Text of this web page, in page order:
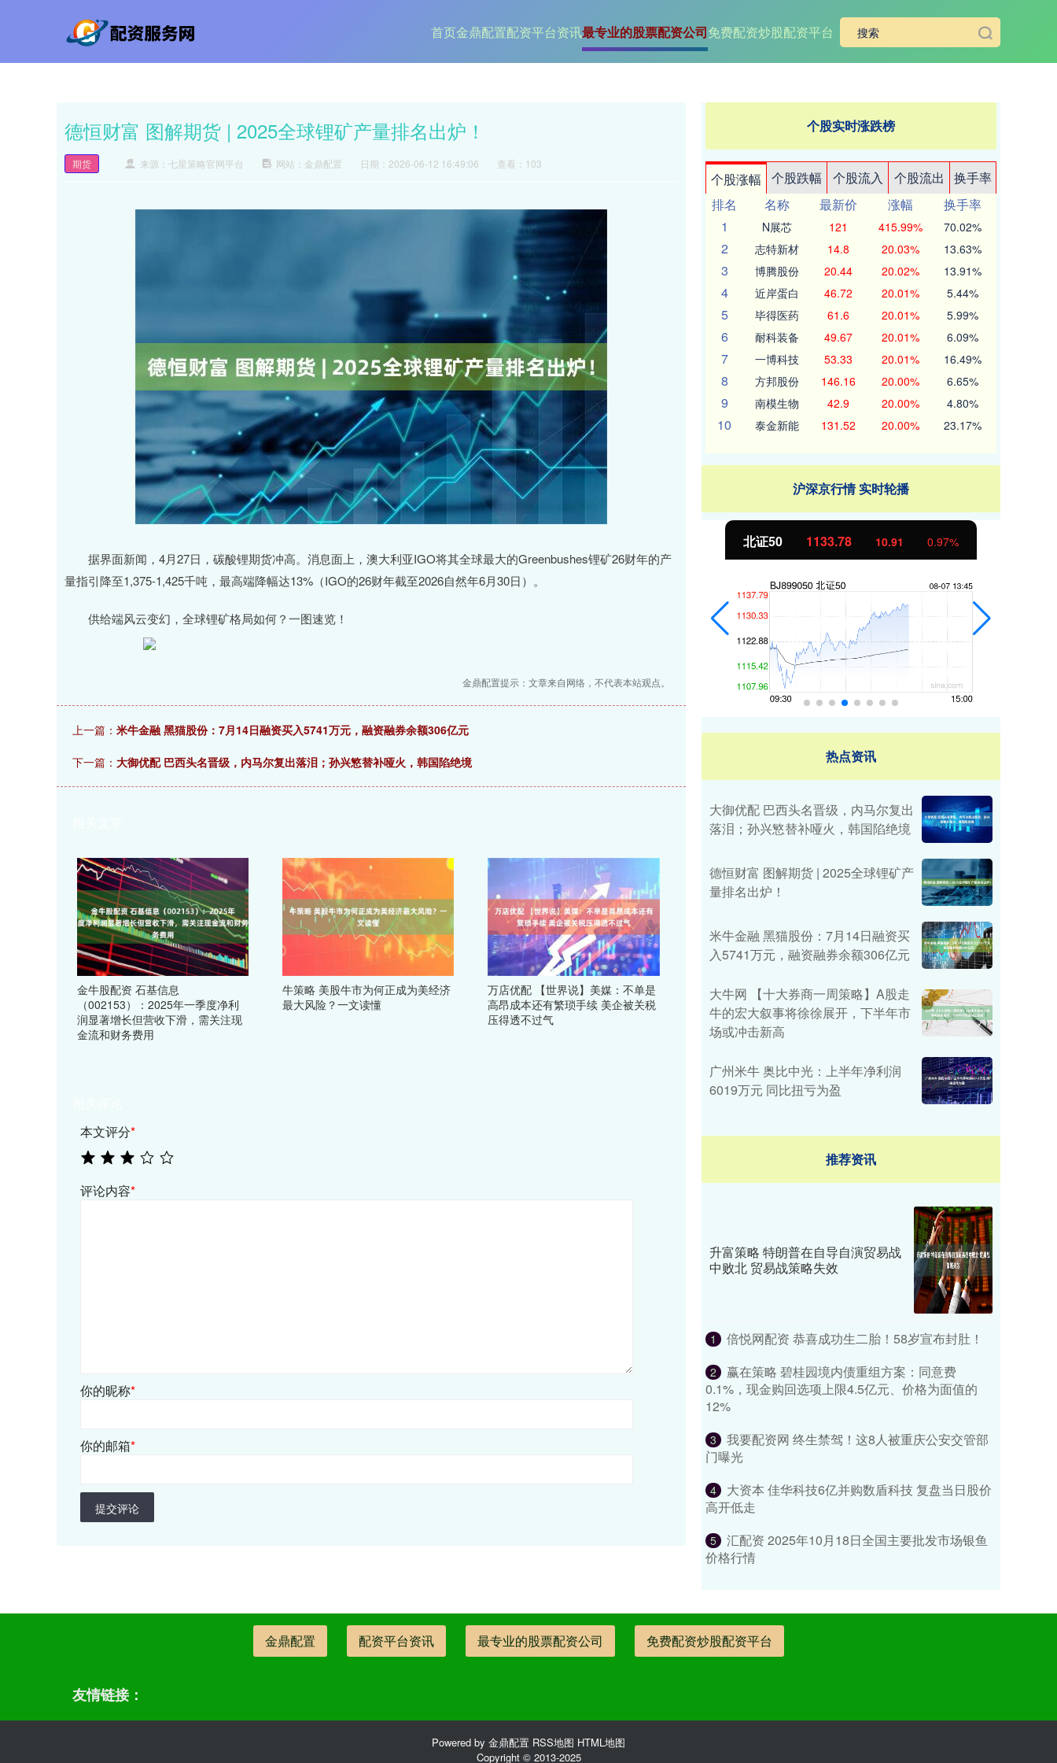
首页金鼎配置配资平台资讯最专业的股票配资公司免费配资炒股配资平台
德恒财富 图解期货 | 2025全球锂矿产量排名出炉！
期货 来源：七星策略官网平台 网站：金鼎配置 日期：2026-06-12 16:49:06 查看：103
据界面新闻，4月27日，碳酸锂期货冲高。消息面上，澳大利亚IGO将其全球最大的Greenbushes锂矿26财年的产
量指引降至1,375-1,425千吨，最高端降幅达13%（IGO的26财年截至2026自然年6月30日）。
供给端风云变幻，全球锂矿格局如何？一图速览！
金鼎配置提示：文章来自网络，不代表本站观点。
上一篇： 米牛金融 黑猫股份：7月14日融资买入5741万元，融资融券余额306亿元
下一篇： 大御优配 巴西头名晋级，内马尔复出落泪；孙兴慜替补哑火，韩国陷绝境
金牛股配资 石基信息
（002153）：2025年一季度净利
润显著增长但营收下滑，需关注现
金流和财务费用
牛策略 美股牛市为何正成为美经济
最大风险？一文读懂
万店优配 【世界说】美媒：不单是
高昂成本还有繁琐手续 美企被关税
压得透不过气
本文评分*
评论内容*
你的昵称*
你的邮箱*
提交评论
个股实时涨跌榜
个股涨幅 个股跌幅 个股流入 个股流出
换手率
排名
名称 最新价 涨幅
换手率
1
N展芯 121 415.99% 70.02%
2 志特新材 14.8 20.03% 13.63%
3 博腾股份 20.44 20.02% 13.91%
4 近岸蛋白 46.72 20.01% 5.44%
5 毕得医药 61.6 20.01% 5.99%
6 耐科装备 49.67 20.01% 6.09%
7 一博科技 53.33 20.01% 16.49%
8 方邦股份 146.16 20.00% 6.65%
9 南模生物 42.9 20.00% 4.80%
10 泰金新能 131.52 20.00% 23.17%
沪深京行情 实时轮播
北证50 1133.86 10.99 0.98%
热点资讯
大御优配 巴西头名晋级，内马尔复出
落泪；孙兴慜替补哑火，韩国陷绝境
德恒财富 图解期货 | 2025全球锂矿产
量排名出炉！
米牛金融 黑猫股份：7月14日融资买
入5741万元，融资融券余额306亿元
大牛网 【十大券商一周策略】A股走
牛的宏大叙事将徐徐展开，下半年市
场或冲击新高
广州米牛 奥比中光：上半年净利润
6019万元 同比扭亏为盈
推荐资讯
升富策略 特朗普在自导自演贸易战
中败北 贸易战策略失效
1 倍悦网配资 恭喜成功生二胎！58岁宣布封肚！
2
赢在策略 碧桂园境内债重组方案：同意费
0.1%，现金购回选项上限4.5亿元、价格为面值的
12%
3
我要配资网 终生禁驾！这8人被重庆公安交管部
门曝光
4
大资本 佳华科技6亿并购数盾科技 复盘当日股价
高开低走
5
汇配资 2025年10月18日全国主要批发市场银鱼
价格行情
金鼎配置 配资平台资讯 最专业的股票配资公司 免费配资炒股配资平台
友情链接：
Powered by 金鼎配置 RSS地图 HTML地图
Copyright © 2013-2025